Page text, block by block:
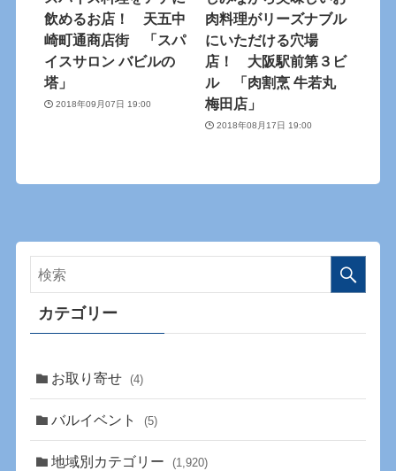
飲めるお店！ 天五中
崎町通商店街 「スパ
イスサロン バビルの
塔」
2018年09月07日 19:00
肉料理がリーズナブル
にいただける穴場
店！ 大阪駅前第３ビ
ル 「肉割烹 牛若丸
梅田店」
2018年08月17日 19:00
カテゴリー
お取り寄せ (4)
バルイベント (5)
地域別カテゴリー (1,920)